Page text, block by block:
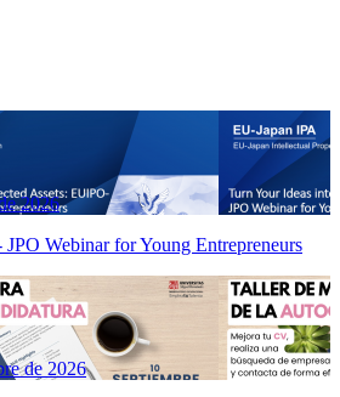
2026
Webinar for Young Entrepreneurs
de 2026